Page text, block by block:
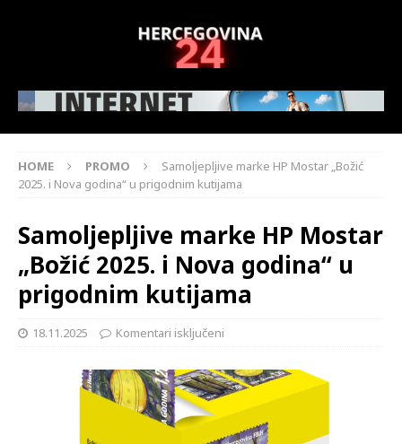
2025. i Nova godina“ u prigodnim kutijama
Samoljepljive marke HP Mostar
„Božić 2025. i Nova godina“ u
prigodnim kutijama
18.11.2025 Komentari isključeni